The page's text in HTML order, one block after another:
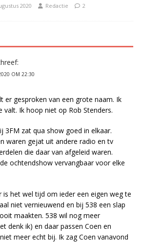
2020 Redactie 2
OM 22:30
er gesproken van een grote naam. Ik
valt. Ik hoop niet op Rob Stenders.
3FM zat qua show goed in elkaar.
waren gejat uit andere radio en tv
die daar van afgeleid waren.
ochtendshow vervangbaar voor elke
is het wel tijd om ieder een eigen weg te
niet vernieuwend en bij 538 een slap
maakten. 538 wil nog meer
denk ik) en daar passen Coen en
meer echt bij. Ik zag Coen vanavond